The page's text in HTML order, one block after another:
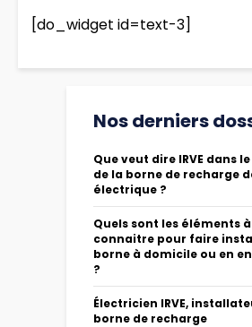
[do_widget id=text-3]
Nos derniers
Que veut dire IRVE dans
de la borne de recharge
électrique ?
Quels sont les éléments à
connaitre pour faire
borne à domicile ou en
?
Électricien IRVE,
borne de recharge